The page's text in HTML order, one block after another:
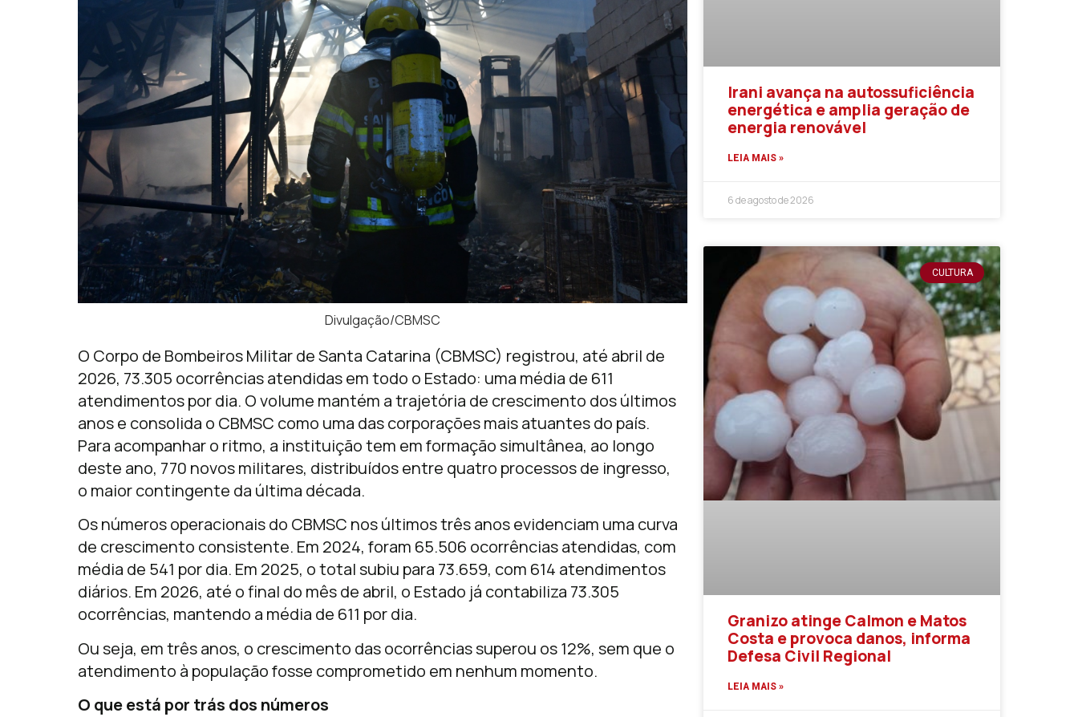
Divulgação/CBMSC
O Corpo de Bombeiros Militar de Santa Catarina (CBMSC) registrou, até abril de
2026, 73.305 ocorrências atendidas em todo o Estado: uma média de 611
atendimentos por dia. O volume mantém a trajetória de crescimento dos últimos
anos e consolida o CBMSC como uma das corporações mais atuantes do país.
Para acompanhar o ritmo, a instituição tem em formação simultânea, ao longo
deste ano, 770 novos militares, distribuídos entre quatro processos de ingresso,
o maior contingente da última década.
Os números operacionais do CBMSC nos últimos três anos evidenciam uma curva
de crescimento consistente. Em 2024, foram 65.506 ocorrências atendidas, com
média de 541 por dia. Em 2025, o total subiu para 73.659, com 614 atendimentos
diários. Em 2026, até o final do mês de abril, o Estado já contabiliza 73.305
ocorrências, mantendo a média de 611 por dia.
Ou seja, em três anos, o crescimento das ocorrências superou os 12%, sem que o
atendimento à população fosse comprometido em nenhum momento.
O que está por trás dos números
Irani avança na autossuficiência
energética e amplia geração de
energia renovável
LEIA MAIS »
6 de agosto de 2026
CULTURA
Granizo atinge Calmon e Matos
Costa e provoca danos, informa
Defesa Civil Regional
LEIA MAIS »